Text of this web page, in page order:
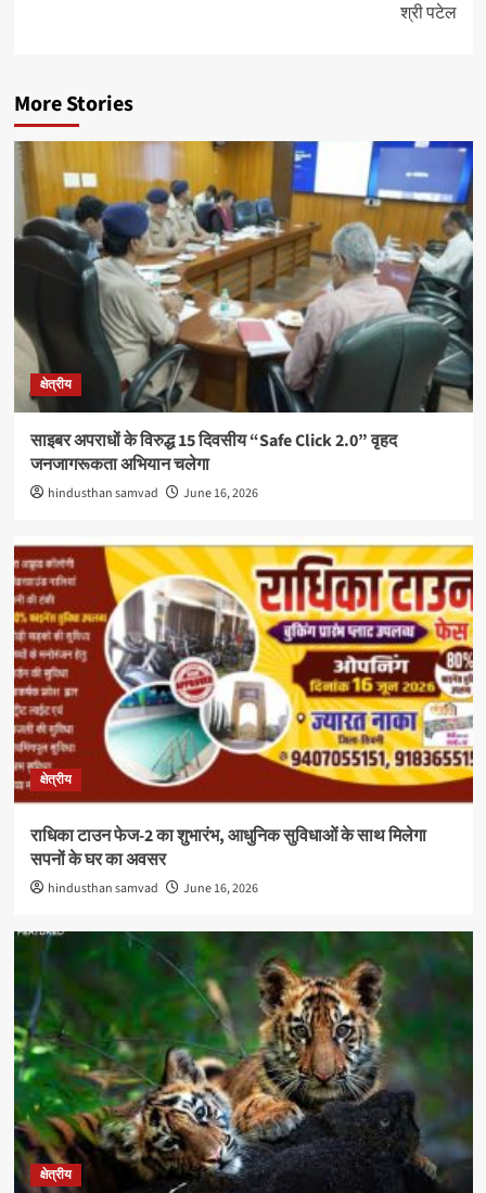
श्री पटेल
More Stories
क्षेत्रीय
साइबर अपराधों के विरुद्ध 15 दिवसीय “Safe Click 2.0” वृहद
जनजागरूकता अभियान चलेगा
hindusthan samvad June 16, 2026
क्षेत्रीय
राधिका टाउन फेज-2 का शुभारंभ, आधुनिक सुविधाओं के साथ मिलेगा
सपनों के घर का अवसर
hindusthan samvad June 16, 2026
क्षेत्रीय